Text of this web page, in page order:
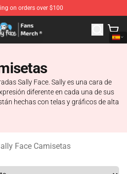
on orders over $100
Sally Face Merchandise Shop
Sally Face. Sally es una cara de
diferente en cada una de sus
hechas con telas y gráficos de alta
Face Camisetas